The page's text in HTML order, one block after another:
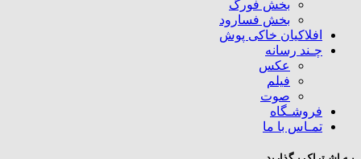
بخش فورگ
بخش فسارود
افلاکیان خاکی پوش
چـند رسانه
عکس
فیلم
صوت
فروشـگاه
تمـاس با ما